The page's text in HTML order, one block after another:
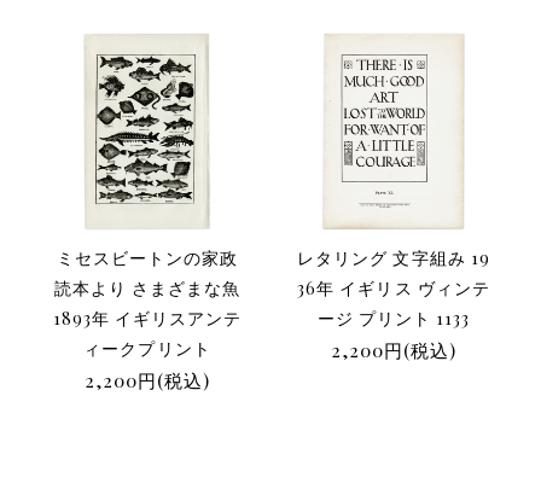
ミセスビートンの家政
読本より さまざまな魚
1893年 イギリスアンテ
ィークプリント
2,200円(税込)
レタリング 文字組み 19
36年 イギリス ヴィンテ
ージ プリント 1133
2,200円(税込)